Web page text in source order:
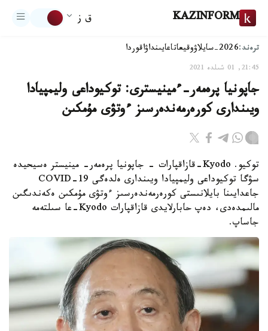
KAZINFORM ق ز
ترەند:2026-سايلاۋ وقيعاتاعايىنداۋاقوردا
21:45, 01 شىلدە 2021
جاپونيا پرەمەر-ءمينيسترى: توكيوداعى وليمپيادا
ويىندارى كورەرمەندەرسىز ءوتۋى مۇمكىن
توكيو. Kyodo-قازاقپارات - جاپونيا پرەمەر- مينيستر ەسيحيدە
سۋگا توكيوداعى وليمپيادا ويىندارى ەلدەگى COVID-19
جاعدايىنا بايلانىستى كورەرمەندەرسىز ءوتۋى مۇمكىن ەكەندىگىن
مالىمدەدى، دەپ حابارلايدى قازاقپارات Kyodo-عا سىلتەمە
جاساپ.